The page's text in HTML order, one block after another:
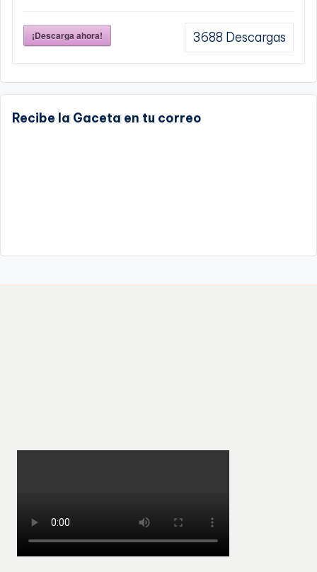
¡Descarga ahora! 3688 Descargas
Recibe la Gaceta en tu correo